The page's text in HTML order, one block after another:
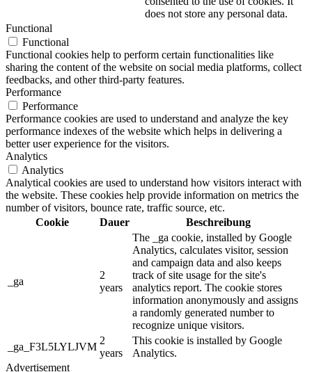
does not store any personal data.
Functional
Functional
Functional cookies help to perform certain functionalities like
sharing the content of the website on social media platforms, collect
feedbacks, and other third-party features.
Performance
Performance
Performance cookies are used to understand and analyze the key
performance indexes of the website which helps in delivering a
better user experience for the visitors.
Analytics
Analytics
Analytical cookies are used to understand how visitors interact with
the website. These cookies help provide information on metrics the
number of visitors, bounce rate, traffic source, etc.
Cookie
Dauer Beschreibung
_ga
2
years
The _ga cookie, installed by Google
Analytics, calculates visitor, session
and campaign data and also keeps
track of site usage for the site's
analytics report. The cookie stores
information anonymously and assigns
a randomly generated number to
recognize unique visitors.
_ga_F3L5LYLJVM
2
years
This cookie is installed by Google
Analytics.
Advertisement